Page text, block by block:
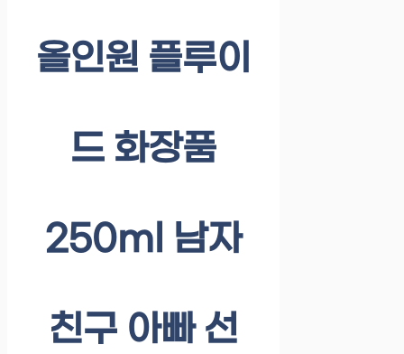
올인원 플루이
드 화장품
250ml 남자
친구 아빠 선